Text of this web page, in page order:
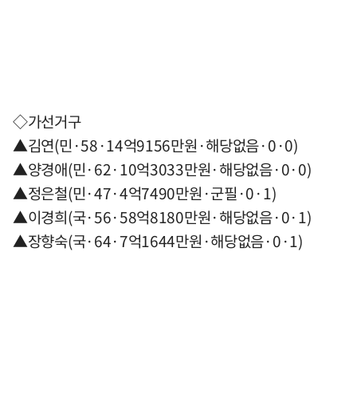
◇가선거구
▲김연(민·58·14억9156만원·해당없음·0·0)
▲양경애(민·62·10억3033만원·해당없음·0·0)
▲정은철(민·47·4억7490만원·군필·0·1)
▲이경희(국·56·58억8180만원·해당없음·0·1)
▲장향숙(국·64·7억1644만원·해당없음·0·1)